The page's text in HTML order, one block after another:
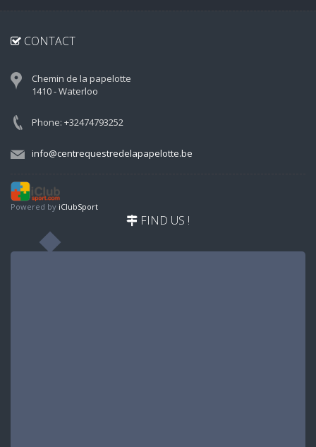
CONTACT
Chemin de la papelotte
1410 - Waterloo
Phone: +32474793252
info@centrequestredelapapelotte.be
Powered by iClubSport
FIND US !